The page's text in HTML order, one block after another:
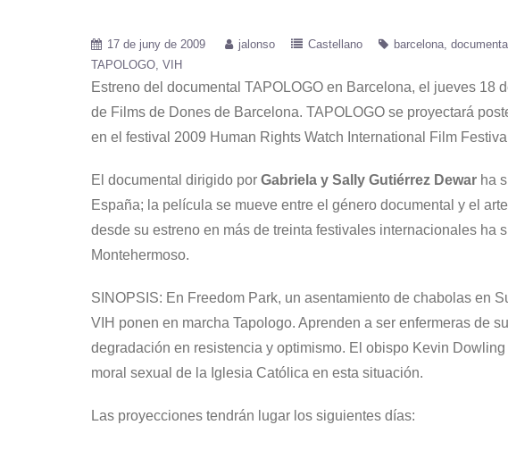
17 de juny de 2009 jalonso Castellano barcelona documental
TAPOLOGO VIH
Estreno del documental TAPOLOGO en Barcelona, el jueves 18
de Films de Dones de Barcelona. TAPOLOGO se proyectará
en el festival 2009 Human Rights Watch International Film
El documental dirigido por Gabriela y Sally Gutiérrez Dewar ha
España; la película se mueve entre el género documental y el
desde su estreno en más de treinta festivales internacionales ha
Montehermoso.
SINOPSIS: En Freedom Park, un asentamiento de chabolas en
VIH ponen en marcha Tapologo. Aprenden a ser enfermeras de
degradación en resistencia y optimismo. El obispo Kevin
moral sexual de la Iglesia Católica en esta situación.
Las proyecciones tendrán lugar los siguientes días: